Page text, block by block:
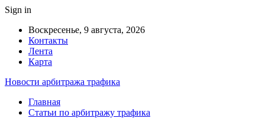
Sign in
Воскресенье, 9 августа, 2026
Контакты
Лента
Карта
Новости арбитража трафика
Главная
Статьи по арбитражу трафика